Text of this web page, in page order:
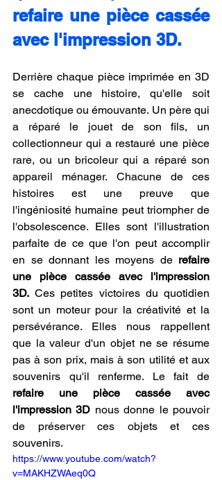
refaire une pièce cassée
avec l'impression 3D.
Derrière chaque pièce imprimée en 3D
se cache une histoire, qu'elle soit
anecdotique ou émouvante. Un père qui
a réparé le jouet de son fils, un
collectionneur qui a restauré une pièce
rare, ou un bricoleur qui a réparé son
appareil ménager. Chacune de ces
histoires est une preuve que
l'ingéniosité humaine peut triompher de
l'obsolescence. Elles sont l'illustration
parfaite de ce que l'on peut accomplir
en se donnant les moyens de refaire
une pièce cassée avec l'impression
3D. Ces petites victoires du quotidien
sont un moteur pour la créativité et la
persévérance. Elles nous rappellent
que la valeur d'un objet ne se résume
pas à son prix, mais à son utilité et aux
refaire une pièce cassée avec
l'impression 3D nous donne le pouvoir
de préserver ces objets et ces
souvenirs.
https://www.youtube.com/watch?
v=MAKHZWAeq0Q